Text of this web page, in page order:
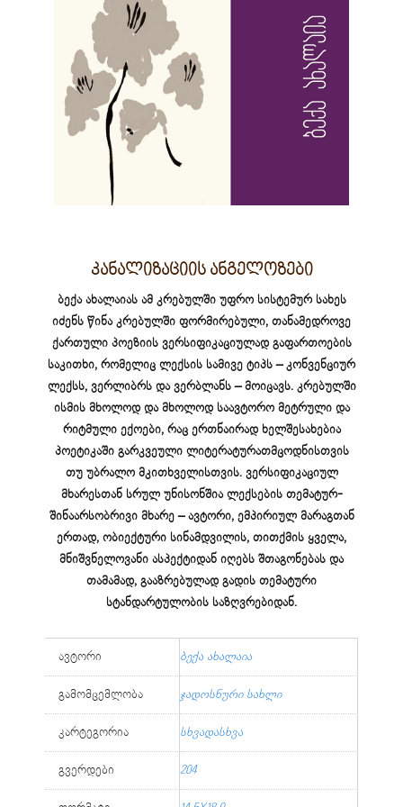
კანალიზაციის ანგელოზები
ბექა ახალაიას ამ კრებულში უფრო სისტემურ სახეს
იძენს წინა კრებულში ფორმირებული, თანამედროვე
ქართული პოეზიის ვერსიფიკაციულად გაფართოების
საკითხი, რომელიც ლექსის სამივე ტიპს – კონვენციურ
ლექსს, ვერლიბრს და ვერბლანს – მოიცავს. კრებულში
ისმის მხოლოდ და მხოლოდ საავტორო მეტრული და
რიტმული ექოები, რაც ერთნაირად ხელშესახებია
პოეტიკაში გარკვეული ლიტერატურათმცოდნისთვის
თუ უბრალო მკითხველისთვის. ვერსიფიკაციულ
მხარესთან სრულ უნისონშია ლექსების თემატურ-
შინაარსობრივი მხარე – ავტორი, ემპირიულ მარაგთან
ერთად, ობიექტური სინამდვილის, თითქმის ყველა,
მნიშვნელოვანი ასპექტიდან იღებს შთაგონებას და
თამამად, გააზრებულად გადის თემატური
სტანდარტულობის საზღვრებიდან.
ავტორი ბექა ახალაია
გამომცემლობა ჯადოსნური სახლი
კარტეგორია სხვადასხვა
გვერდები 204